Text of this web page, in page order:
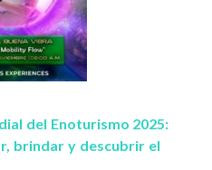
del Enoturismo 2025:
brindar y descubrir el